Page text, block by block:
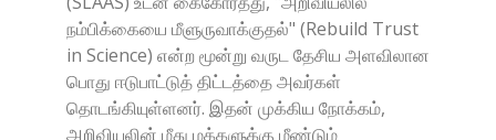
நம்பிக்கையை மீளுருவாக்குதல்" (Rebuild Trust
in Science) என்ற மூன்று வருட தேசிய அளவிலான
பொது ஈடுபாட்டுத் திட்டத்தை அவர்கள்
தொடங்கியுள்ளனர். இதன் முக்கிய நோக்கம்,
அறிவியலின் மீது மக்களுக்கு மீண்டும்